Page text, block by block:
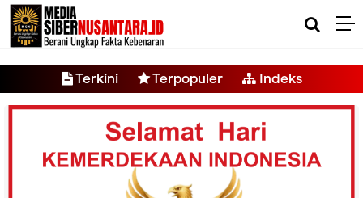
-->
Terkini Terpopuler Indeks